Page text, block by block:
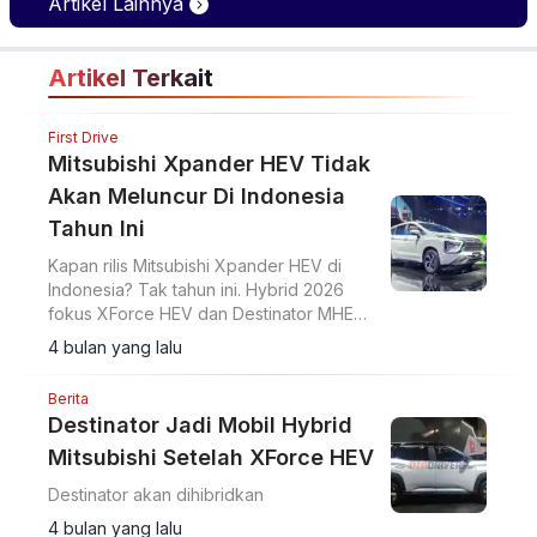
Artikel Terkait
First Drive
Mitsubishi Xpander HEV Tidak
Akan Meluncur Di Indonesia
Tahun Ini
Kapan rilis Mitsubishi Xpander HEV di
Indonesia? Tak tahun ini. Hybrid 2026
fokus XForce HEV dan Destinator MHEV,
Xpander HEV mungkin 2028 dengan gen
4 bulan yang lalu
Berita
Destinator Jadi Mobil Hybrid
Mitsubishi Setelah XForce HEV
Destinator akan dihibridkan
4 bulan yang lalu